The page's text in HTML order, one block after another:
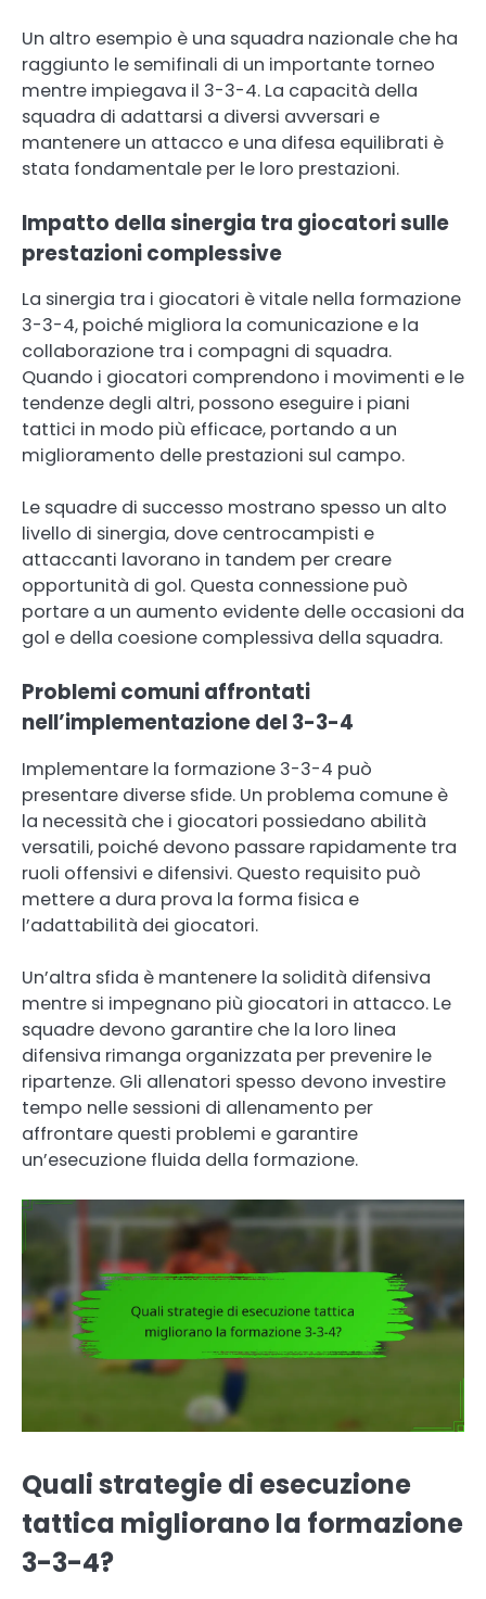
Un altro esempio è una squadra nazionale che ha
raggiunto le semifinali di un importante torneo
mentre impiegava il 3-3-4. La capacità della
squadra di adattarsi a diversi avversari e
mantenere un attacco e una difesa equilibrati è
stata fondamentale per le loro prestazioni.
Impatto della sinergia tra giocatori sulle
prestazioni complessive
La sinergia tra i giocatori è vitale nella formazione
3-3-4, poiché migliora la comunicazione e la
collaborazione tra i compagni di squadra.
Quando i giocatori comprendono i movimenti e le
tendenze degli altri, possono eseguire i piani
tattici in modo più efficace, portando a un
miglioramento delle prestazioni sul campo.
Le squadre di successo mostrano spesso un alto
livello di sinergia, dove centrocampisti e
attaccanti lavorano in tandem per creare
opportunità di gol. Questa connessione può
portare a un aumento evidente delle occasioni da
gol e della coesione complessiva della squadra.
Problemi comuni affrontati
nell’implementazione del 3-3-4
Implementare la formazione 3-3-4 può
presentare diverse sfide. Un problema comune è
la necessità che i giocatori possiedano abilità
versatili, poiché devono passare rapidamente tra
ruoli offensivi e difensivi. Questo requisito può
mettere a dura prova la forma fisica e
l’adattabilità dei giocatori.
Un’altra sfida è mantenere la solidità difensiva
mentre si impegnano più giocatori in attacco. Le
squadre devono garantire che la loro linea
difensiva rimanga organizzata per prevenire le
ripartenze. Gli allenatori spesso devono investire
tempo nelle sessioni di allenamento per
affrontare questi problemi e garantire
un’esecuzione fluida della formazione.
Quali strategie di esecuzione
tattica migliorano la formazione
3-3-4?